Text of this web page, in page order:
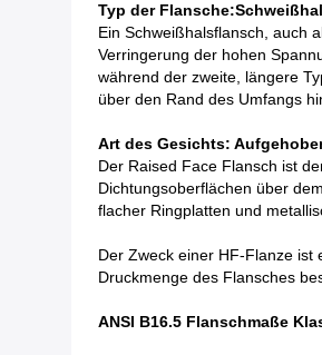
Typ der Flansche
Ein Schweißhalsflansch, auch
Verringerung der hohen
während der zweite, längere
über den Rand des Umfangs
Art des Gesichts:
Der Raised Face Flansch ist
Dichtungsoberflächen über
flacher Ringplatten und
Der Zweck einer HF-Flanze ist
Druckmenge des Flansches
ANSI B16.5 Flanschmaße